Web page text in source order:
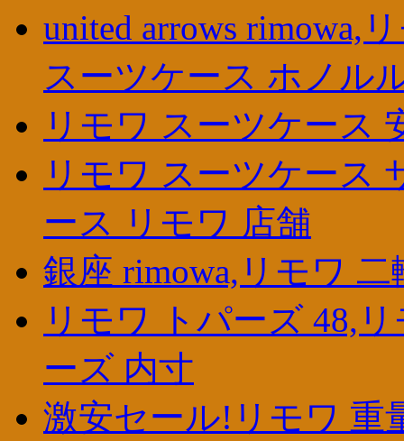
united arrows rimowa,
スーツケース ホノル
リモワ スーツケース
リモワ スーツケース
ース リモワ 店舗
銀座 rimowa,リモワ 二
リモワ トパーズ 48,
ーズ 内寸
激安セール!リモワ 重